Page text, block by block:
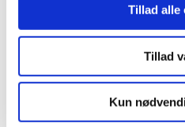
Tillad alle
Tillad
Kun
Bevilling til Ikast Apotek
|26. november 2019|
Lægemiddelstyrelsen har den
meddelt at Henrik Krog
Bevilling til Skørping